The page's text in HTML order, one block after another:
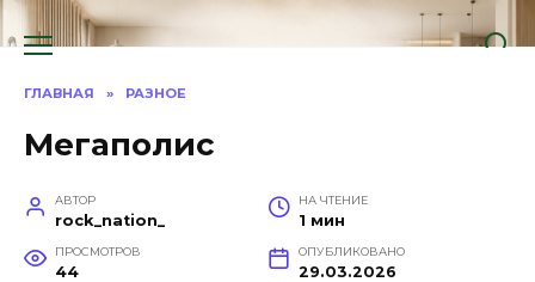
Перейти
к
ГЛАВНАЯ » РАЗНОЕ
Мегаполис
АВТОР
rock_nation_
НА ЧТЕНИЕ
1 мин
ПРОСМОТРОВ
44
ОПУБЛИКОВАНО
29.03.2026